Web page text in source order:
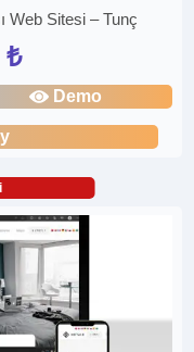
Web Sitesi – Tunç
₺
Demo